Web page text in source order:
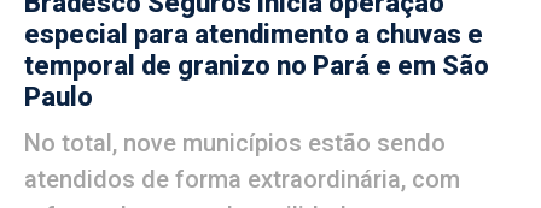
especial para atendimento a chuvas e
temporal de granizo no Pará e em São
Paulo
No total, nove municípios estão sendo
atendidos de forma extraordinária, com